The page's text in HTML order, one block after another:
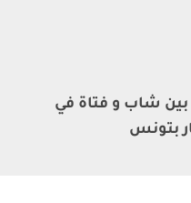
شاب و فتاة في
بتونس